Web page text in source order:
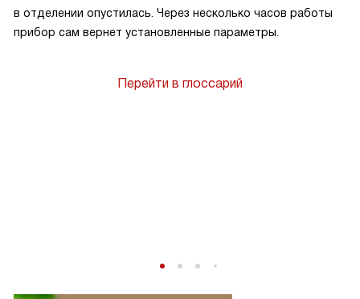
в отделении опустилась. Через несколько часов работы
прибор сам вернет установленные параметры.
Перейти в глоссарий